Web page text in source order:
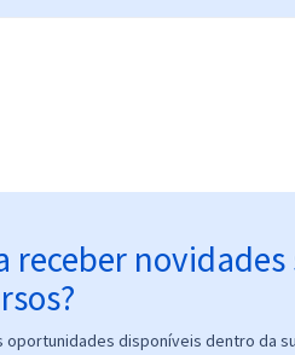
receber novidades
oportunidades disponíveis dentro da